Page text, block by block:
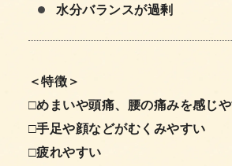
水分バランスが過剰
＜特徴＞
□めまいや頭痛、腰の痛みを感じ
□手足や顔などがむくみやすい
□疲れやすい